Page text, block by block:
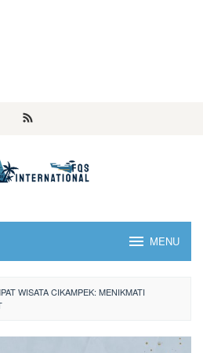
MENU
WISATA CIKAMPEK: MENIKMATI